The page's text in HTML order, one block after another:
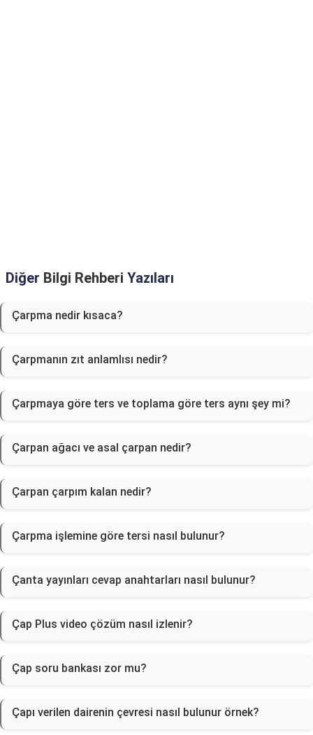
Diğer Bilgi Rehberi Yazıları
Çarpma nedir kısaca?
Çarpmanın zıt anlamlısı nedir?
Çarpmaya göre ters ve toplama göre ters aynı şey mi?
Çarpan ağacı ve asal çarpan nedir?
Çarpan çarpım kalan nedir?
Çarpma işlemine göre tersi nasıl bulunur?
Çanta yayınları cevap anahtarları nasıl bulunur?
Çap Plus video çözüm nasıl izlenir?
Çap soru bankası zor mu?
Çapı verilen dairenin çevresi nasıl bulunur örnek?